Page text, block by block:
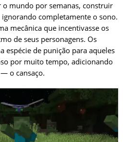
mundo por semanas, construir
ignorando completamente o sono.
mecânica que incentivasse os
de seus personagens. Os
espécie de punição para aqueles
por muito tempo, adicionando
o cansaço.